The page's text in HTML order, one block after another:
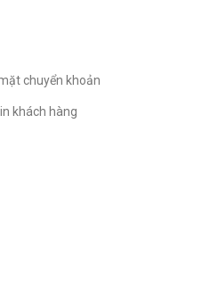
chuyển khoản
khách hàng